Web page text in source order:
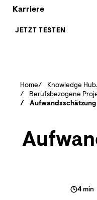
Karriere
JETZT TESTEN
Home Knowledge Hub
Berufsbezogene
Aufwandsschätzung
4min